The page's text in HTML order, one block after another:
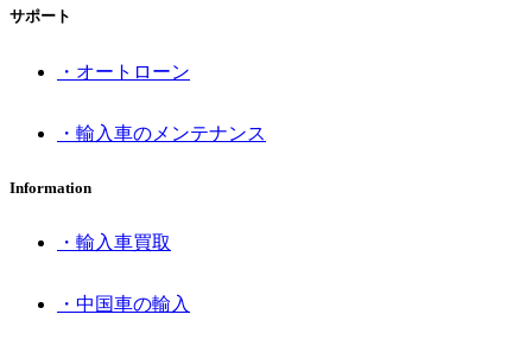
サポート
・オートローン
・輸入車のメンテナンス
Information
・輸入車買取
・中国車の輸入